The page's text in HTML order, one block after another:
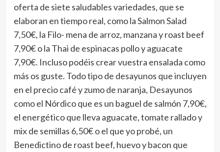
oferta de siete saludables variedades, que se
elaboran en tiempo real, como la Salmon Salad
7,50€, la Filo- mena de arroz, manzana y roast beef
7,90€ o la Thai de espinacas pollo y aguacate
7,90€. Incluso podéis crear vuestra ensalada como
más os guste. Todo tipo de desayunos que incluyen
en el precio café y zumo de naranja, Desayunos
como el Nórdico que es un baguel de salmón 7,90€,
el energético que lleva aguacate, tomate rallado y
mix de semillas 6,50€ o el que yo probé, un
Benedictino de roast beef, huevo y bacon que